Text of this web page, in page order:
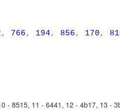
, 766, 194, 856, 170,
8515, 11 - 6441, 12 - 4b17, 13 -